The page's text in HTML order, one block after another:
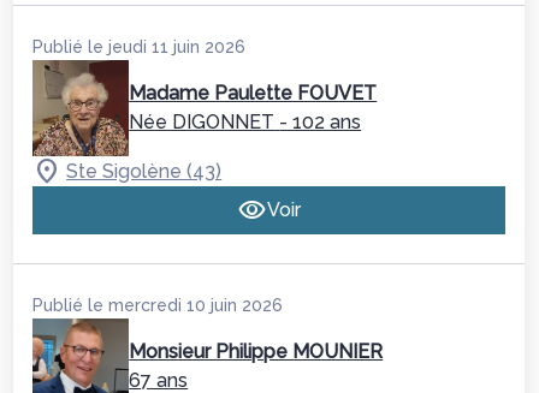
Publié le jeudi 11 juin 2026
Madame Paulette FOUVET
Née DIGONNET - 102 ans
Ste Sigolène (43)
Voir
Publié le mercredi 10 juin 2026
Monsieur Philippe MOUNIER
67 ans